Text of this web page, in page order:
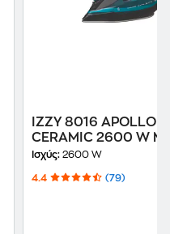
IZZY 8016 APOLLON
CERAMIC 2600 W
Σίδερο Ατμού
Ισχύς: 2600 W
4.4 (79)